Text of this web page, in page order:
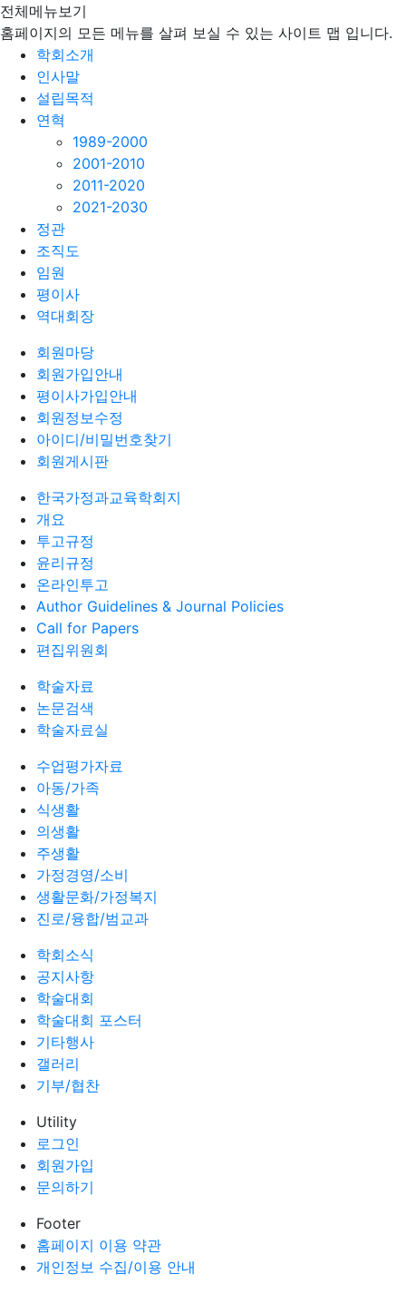
전체메뉴보기
홈페이지의 모든 메뉴를 살펴 보실 수 있는 사이트 맵 입니다.
학회소개
인사말
설립목적
연혁
1989-2000
2001-2010
2011-2020
2021-2030
정관
조직도
임원
평이사
역대회장
회원마당
회원가입안내
평이사가입안내
회원정보수정
아이디/비밀번호찾기
회원게시판
한국가정과교육학회지
개요
투고규정
윤리규정
온라인투고
Author Guidelines & Journal Policies
Call for Papers
편집위원회
학술자료
논문검색
학술자료실
수업평가자료
아동/가족
식생활
의생활
주생활
가정경영/소비
생활문화/가정복지
진로/융합/범교과
학회소식
공지사항
학술대회
학술대회 포스터
기타행사
갤러리
기부/협찬
Utility
로그인
회원가입
문의하기
Footer
홈페이지 이용 약관
개인정보 수집/이용 안내